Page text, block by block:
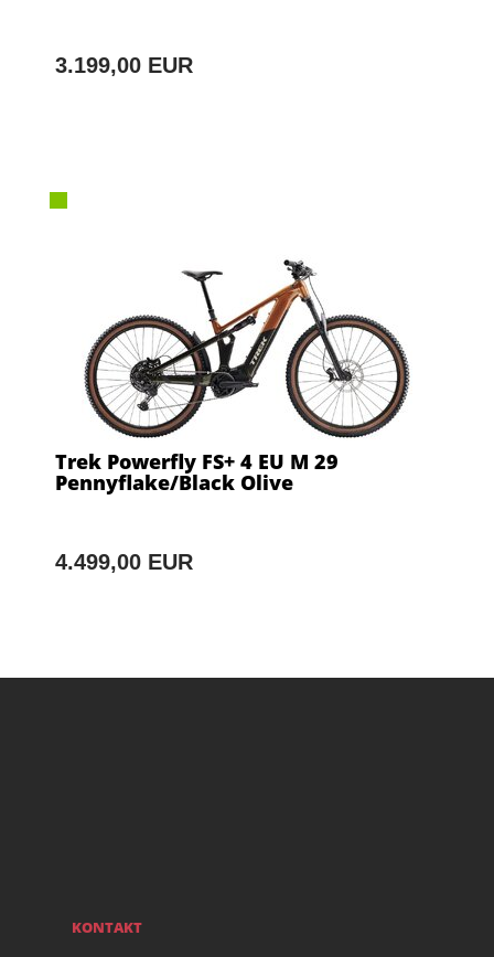
3.199,00 EUR
Trek Powerfly FS+ 4 EU M 29
Pennyflake/Black Olive
4.499,00 EUR
KONTAKT